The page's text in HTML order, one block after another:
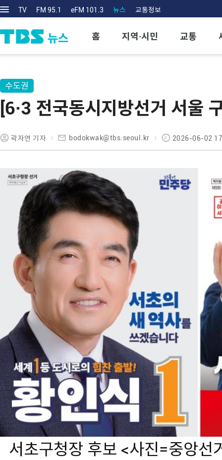
TV FM 95.1 eFM 101.3 뉴스 교통정보
홈 지역·시민 교통
수도권
[6·3 전국동시지방선거 서울
곽자연 기자 bodokwak@tbs.seoul.kr 2026-06-02
서초구청장 후보 <사진=중앙선